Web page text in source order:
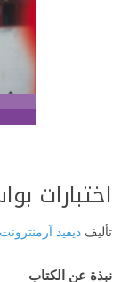
اختبارات
تأليف ديفيد آرمنترونت
نبذة عن الكتاب